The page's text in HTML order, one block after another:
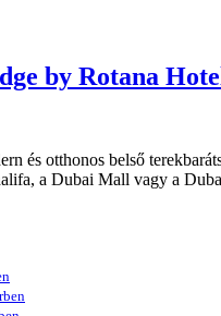
by Rotana
és otthonos belső
a Dubai Mall vagy a